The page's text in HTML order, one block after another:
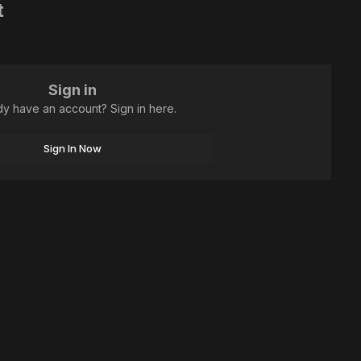
Sign in
have an account? Sign in here.
Sign In Now